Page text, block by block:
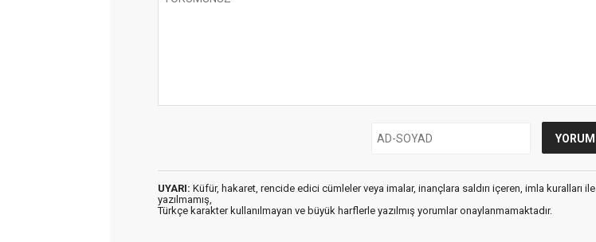
UYARI: Küfür, hakaret, rencide edici cümleler veya imalar, inançlara saldırı içeren, imla kuralları ile
yazılmamış,
Türkçe karakter kullanılmayan ve büyük harflerle yazılmış yorumlar onaylanmamaktadır.